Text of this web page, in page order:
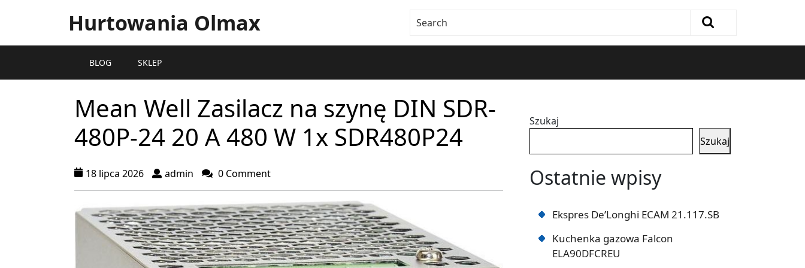
Hurtowania Olmax
BLOG SKLEP
Mean Well Zasilacz na szynę DIN SDR-
480P-24 20 A 480 W 1x SDR480P24
18 lipca 2026 admin 0 Comment
Szukaj
Szukaj
Ostatnie wpisy
Ekspres De’Longhi ECAM 21.117.SB
Kuchenka gazowa Falcon
ELA90DFCREU